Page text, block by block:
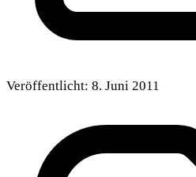
Veröffentlicht: 8. Juni 2011